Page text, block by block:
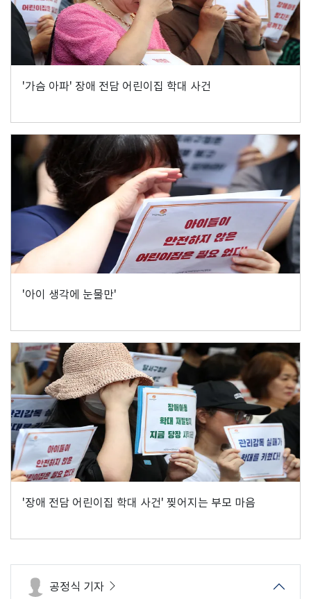
'가슴 아파' 장애 전담 어린이집 학대 사건
'아이 생각에 눈물만'
'장애 전담 어린이집 학대 사건' 찢어지는 부모 마음
공정식 기자